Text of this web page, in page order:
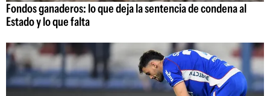
Fondos ganaderos: lo que deja la sentencia de condena al
Estado y lo que falta